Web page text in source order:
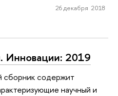
26 декабря 2018
Инновации: 2019
сборник содержит
научный и